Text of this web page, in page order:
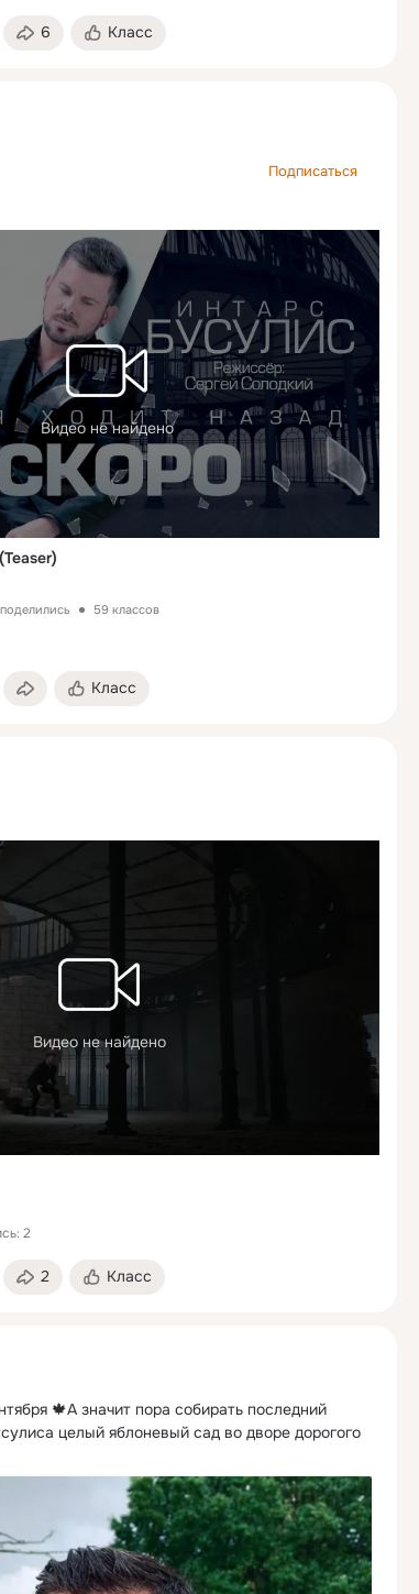
6 Класс
Подписаться
Видео не найдено
59 классов
Класс
Видео не найдено
2
2 Класс
🍁А значит пора собирать последний
целый яблоневый сад во дворе дорогого